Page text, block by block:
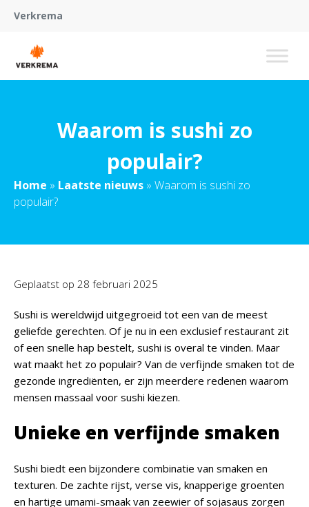
Verkrema
Waarom is sushi zo
populair?
Home » Laatste nieuws » Waarom is sushi zo
populair?
Geplaatst op 28 februari 2025
Sushi is wereldwijd uitgegroeid tot een van de meest
geliefde gerechten. Of je nu in een exclusief restaurant zit
of een snelle hap bestelt, sushi is overal te vinden. Maar
wat maakt het zo populair? Van de verfijnde smaken tot de
gezonde ingrediënten, er zijn meerdere redenen waarom
mensen massaal voor sushi kiezen.
Unieke en verfijnde smaken
Sushi biedt een bijzondere combinatie van smaken en
texturen. De zachte rijst, verse vis, knapperige groenten
en hartige umami-smaak van zeewier of sojasaus zorgen